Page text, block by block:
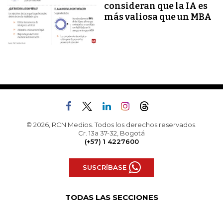
consideran que la IA es
más valiosa que un MBA
© 2026, RCN Medios. Todos los derechos reservados.
Cr. 13a 37-32, Bogotá
(+57) 1 4227600
SUSCRÍBASE
TODAS LAS SECCIONES